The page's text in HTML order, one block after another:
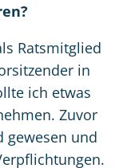
Ratsmitglied
in
ich etwas
Zuvor
gewesen und